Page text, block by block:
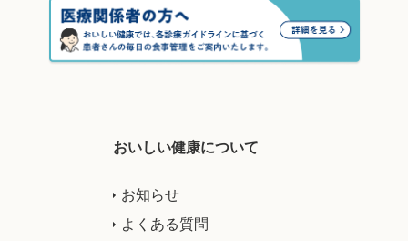
おいしい健康について
お知らせ
よくある質問